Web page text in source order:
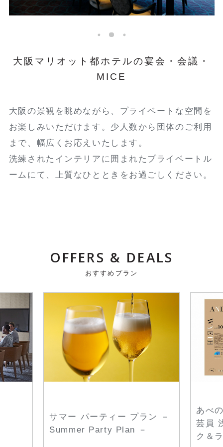
大阪マリオット都ホテルの宴会・会議・
MICE
大阪の景観を眺めながら、プライベートな空間を
お楽しみいただけます。少人数から団体のご利用
まで、幅広くお応えいたします。
洗練されたインテリアに囲まれたプライベートル
ームにて、上質なひとときをお過ごしください。
OFFERS & DEALS
おすすめプラン
サマー パーティー プラン －
Summer Party Plan －
あべ
芸員
ク＆